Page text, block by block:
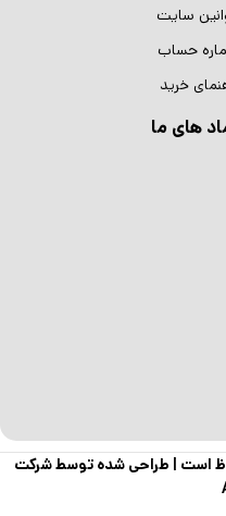
سایت
حساب
خرید
های ما
است | طراحی شده توسط شرکت